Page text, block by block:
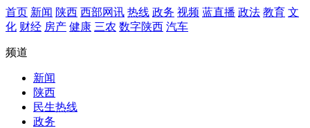
首页 新闻 陕西 西部网讯 热线 政务 视频 蓝直播 政法 教育 文
化 财经 房产 健康 三农 数字陕西 汽车
频道
新闻
陕西
民生热线
政务